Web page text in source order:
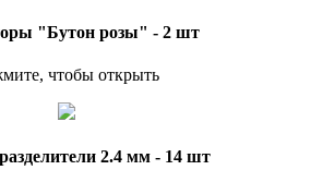
"Бутон розы" - 2 шт
чтобы открыть
2.4 мм - 14 шт